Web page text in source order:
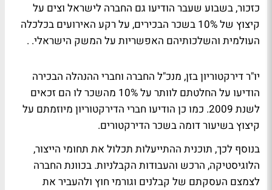
כזכור, בשבוע שעבר הודיעו גם החברה לישראל וצים על
קיצוץ של 10% בשכר הבכירים, על רקע האירועים בכלכלה
העולמית והשלכותיהם האפשריות על המשק הישראלי. .
יו"ר דירקטוריון בזן, מנכ"ל החברה וחברי ההנהלה הבכירה
הודיעו על החלטתם לוותר על 10% מהשכר לו הם זכאים
לשנת 2009. כמו כן הודיעו חברי הדירקטוריון מיוזמתם על
קיצוץ בשיעור דומה בשכר הדירקטורים.
בנוסף לכך, תוכנית ההתייעלות תכלול את תחומי הייצור,
הלוגיסטיקה, הרכש והעבודות הקבלניות. בכוונת החברה
לצמצם העסקתם של קבלנים וגורמי חוץ ולהעביר את